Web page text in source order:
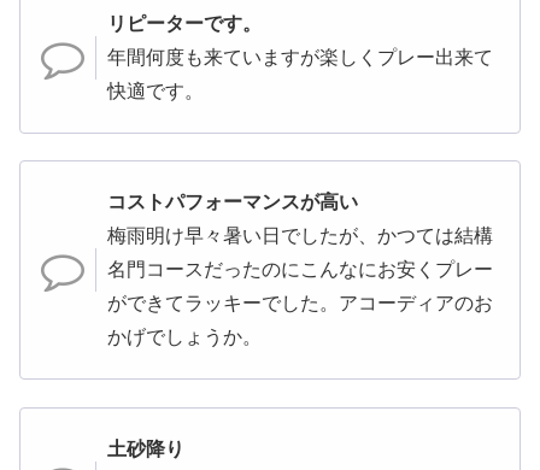
リピーターです。
年間何度も来ていますが楽しくプレー出来て
快適です。
コストパフォーマンスが高い
梅雨明け早々暑い日でしたが、かつては結構
名門コースだったのにこんなにお安くプレー
ができてラッキーでした。アコーディアのお
かげでしょうか。
土砂降り